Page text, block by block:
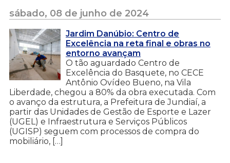
sábado, 08 de junho de 2024
Jardim Danúbio: Centro de
Excelência na reta final e obras no
entorno avançam
O tão aguardado Centro de
Excelência do Basquete, no CECE
Antônio Ovídeo Bueno, na Vila
Liberdade, chegou a 80% da obra executada. Com
o avanço da estrutura, a Prefeitura de Jundiaí, a
partir das Unidades de Gestão de Esporte e Lazer
(UGEL) e Infraestrutura e Serviços Públicos
(UGISP) seguem com processos de compra do
mobiliário, […]